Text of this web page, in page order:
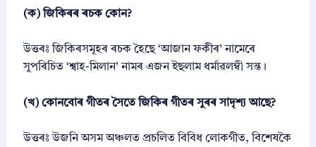
কা
P
D
F
o
t
(ক) জিকিৰৰ ৰচক কোন?
উত্তৰঃ জিকিৰসমূহৰ ৰচক হৈছে ‘আজান ফকীৰ’ নামেৰে
সুপৰিচিত ‘শ্বাহ-মিলান’ নামৰ এজন ইছলাম ধৰ্মাৱলম্বী সন্ত।
(খ) কোনবোৰ গীতৰ সৈতে জিকিৰ গীতৰ সুৰৰ সাদৃশ্য আছে?
উত্তৰঃ উজনি অসম অঞ্চলত প্ৰচলিত বিবিধ লোকগীত, বিশেষকৈ